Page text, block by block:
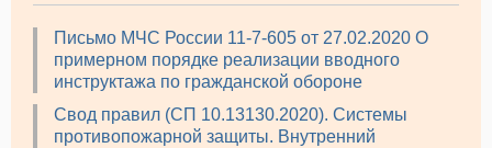
Письмо МЧС России 11-7-605 от 27.02.2020 О
примерном порядке реализации вводного
инструктажа по гражданской обороне
Свод правил (СП 10.13130.2020). Системы
противопожарной защиты. Внутренний